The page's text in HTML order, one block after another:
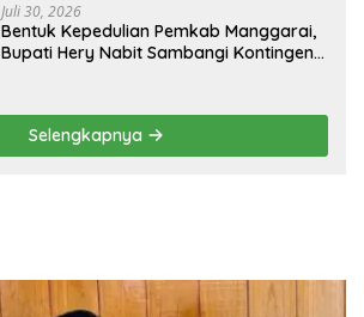
Juli 30, 2026
Bentuk Kepedulian Pemkab Manggarai,
Bupati Hery Nabit Sambangi Kontingen
Selengkapnya